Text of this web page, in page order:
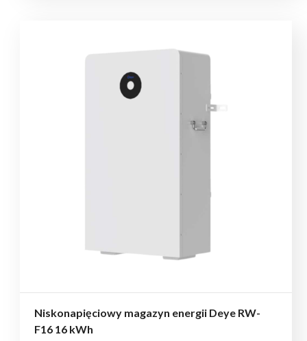
Niskonapięciowy magazyn energii Deye RW-
F16 16 kWh